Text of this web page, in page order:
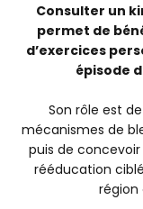
Consulter un
permet de
d’exercices
épisode
Son rôle est
mécanismes de
puis de
rééducation
région